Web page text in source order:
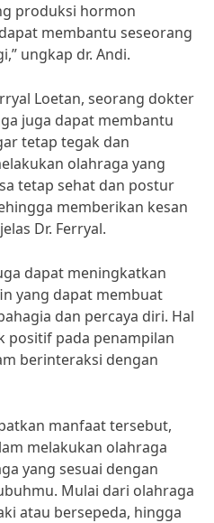
produksi hormon
membantu seseorang
ungkap dr. Andi.
Loetan, seorang dokter
juga dapat membantu
tetap tegak dan
olahraga yang
tetap sehat dan postur
memberikan kesan
Dr. Ferryal.
dapat meningkatkan
yang dapat membuat
dan percaya diri. Hal
positif pada penampilan
berinteraksi dengan
manfaat tersebut,
melakukan olahraga
yang sesuai dengan
Mulai dari olahraga
atau bersepeda, hingga